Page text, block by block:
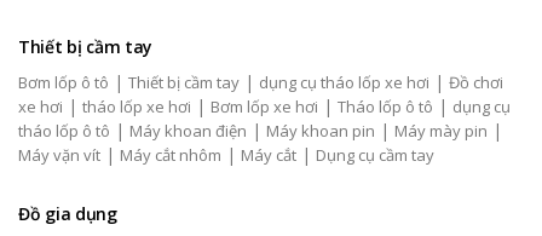
Thiết bị cầm tay
Bơm lốp ô tô | Thiết bị cầm tay | dụng cụ tháo lốp xe hơi | Đồ chơi
xe hơi | tháo lốp xe hơi | Bơm lốp xe hơi | Tháo lốp ô tô | dụng cụ
tháo lốp ô tô | Máy khoan điện | Máy khoan pin | Máy mày pin |
Máy vặn vít | Máy cắt nhôm | Máy cắt | Dụng cụ cầm tay
Đồ gia dụng